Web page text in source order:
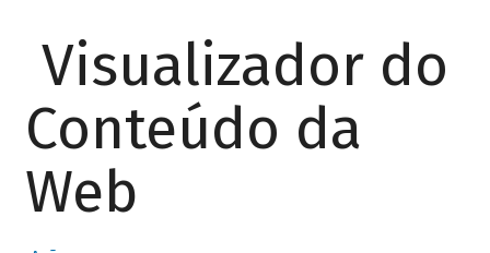
Visualizador do
Conteúdo da
Web